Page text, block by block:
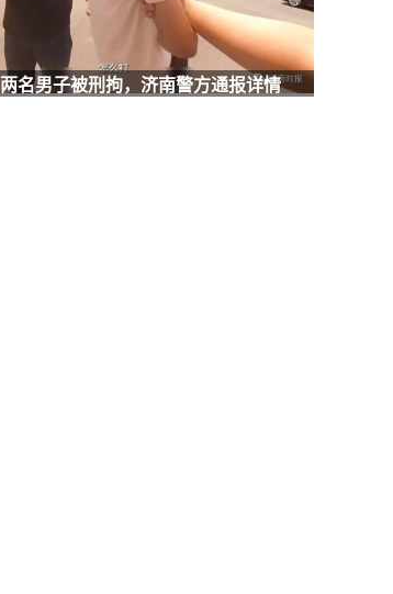
两名男子被刑拘，济南警方通报详情